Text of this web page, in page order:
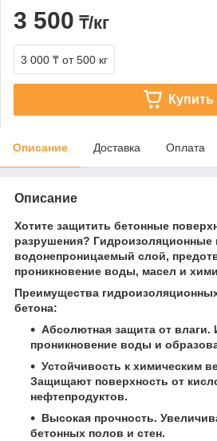
3 500 ₸/кг
3 000 ₸ от 500 кг
Купить
Описание Доставка Оплата
Описание
Хотите защитить бетонные
разрушения? Гидроизоляционные
водонепроницаемый слой,
проникновение воды, масел и
Преимущества
бетона:
Абсолютная защита от влаги.
проникновение воды и
Устойчивость к химическим
Защищают поверхность от
нефтепродуктов.
Высокая прочность.
бетонных полов и стен.